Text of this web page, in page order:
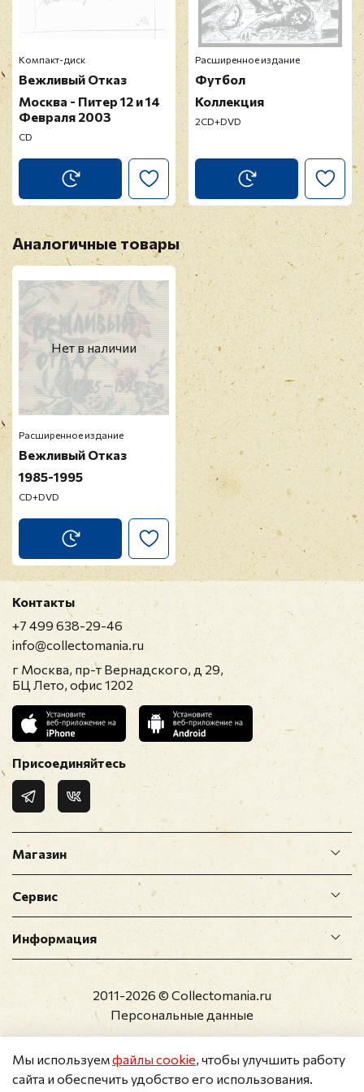
Компакт-диск
Вежливый Отказ
Москва - Питер 12 и 14
Февраля 2003
CD
Расширенное издание
Футбол
Коллекция
2CD+DVD
Аналогичные товары
Нет в наличии
Расширенное издание
Вежливый Отказ
1985-1995
CD+DVD
Магазин
Сервис
Информация
Контакты
+7 499 638-29-46
info@collectomania.ru
г Москва, пр-т Вернадского, д 29,
БЦ Лето, офис 1202
Присоединяйтесь
2011-2026 © Collectomania.ru
Персональные данные
Мы используемфайлы cookie, чтобы улучшить работу
сайта и обеспечить удобство его использования.